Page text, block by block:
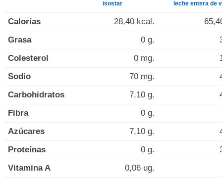
isostar leche entera de
Calorías 28,40 kcal.
Grasa
0 g.
Colesterol
0 mg.
Sodio
70 mg.
Carbohidratos
7,10 g.
Fibra
0 g.
Azúcares
7,10 g.
Proteínas
0 g.
Vitamina A
0,06 ug.